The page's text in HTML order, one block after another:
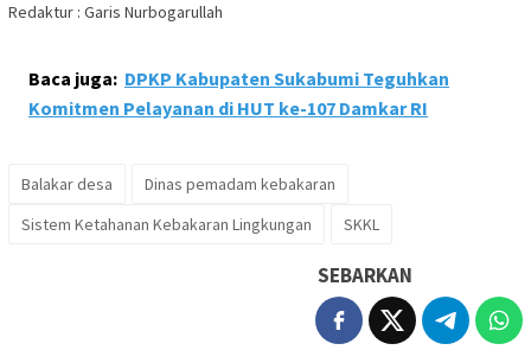
Redaktur : Garis Nurbogarullah
Baca juga: DPKP Kabupaten Sukabumi Teguhkan
Komitmen Pelayanan di HUT ke-107 Damkar RI
Balakar desa
Dinas pemadam kebakaran
Sistem Ketahanan Kebakaran Lingkungan
SKKL
SEBARKAN